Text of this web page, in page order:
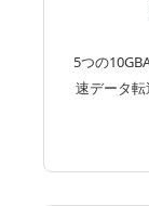
5つの
速データ